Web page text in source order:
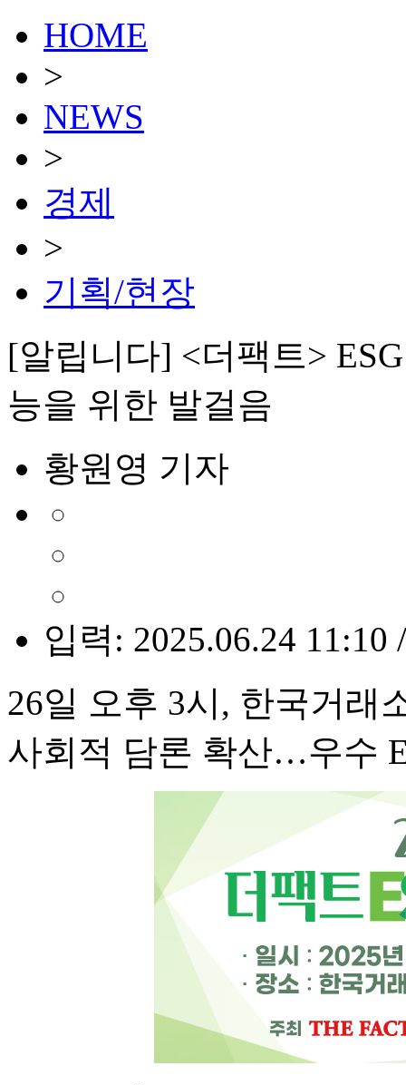
HOME
>
NEWS
>
경제
>
기획/현장
[알립니다] <더팩트>
능을 위한 발걸음
황원영 기자
입력: 2025.06.24 11:10
26일 오후 3시, 한국거래
사회적 담론 확산…우수